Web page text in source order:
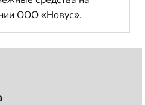
ООО «Новус».